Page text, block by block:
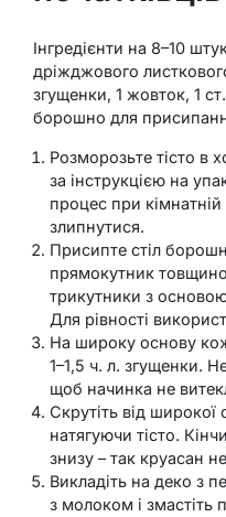
Інгредієнти на 8–10
дріжджового
згущенки, 1 жовток, 1
борошно для
Розморозьте тісто в
за інструкцією на
процес при
злипнутися.
Присипте стіл
прямокутник
трикутники з
Для рівності
На широку основу
1–1,5 ч. л. згущенки.
щоб начинка не
Скрутіть від
натягуючи тісто.
знизу – так круасан
Викладіть на деко з
з молоком і